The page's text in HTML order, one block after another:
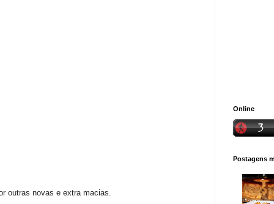
outras novas e extra macias.
Online
Postagens